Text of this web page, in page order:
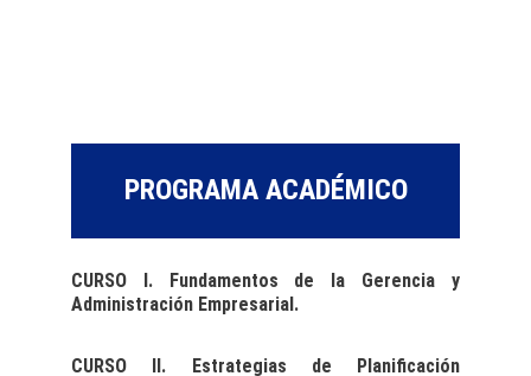
PROGRAMA ACADÉMICO
CURSO I. Fundamentos de la Gerencia y
Administración Empresarial.
CURSO II. Estrategias de Planificación